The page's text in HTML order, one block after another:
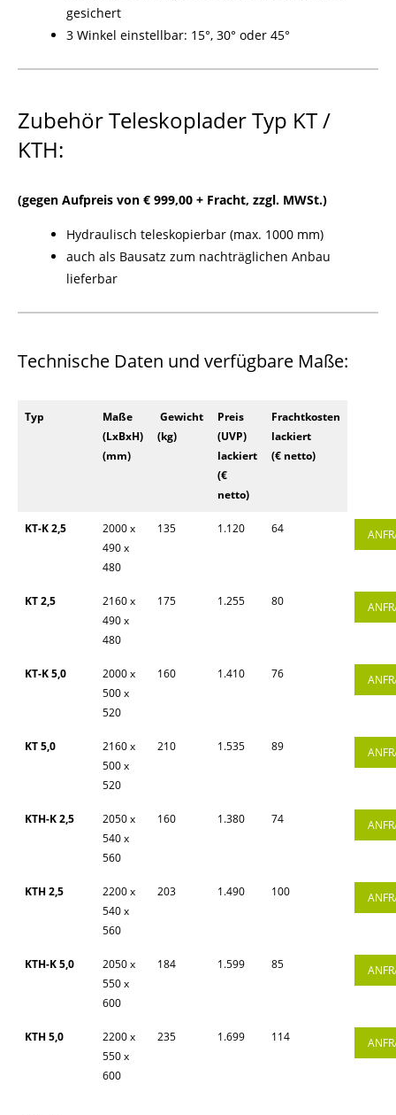
gesichert
3 Winkel einstellbar: 15°, 30° oder 45°
Zubehör Teleskoplader Typ KT /
KTH:
(gegen Aufpreis von € 999,00 + Fracht, zzgl. MWSt.)
Hydraulisch teleskopierbar (max. 1000 mm)
auch als Bausatz zum nachträglichen Anbau
lieferbar
Technische Daten und verfügbare Maße:
Typ
Maße
(LxBxH)
(mm)
Gewicht
(kg)
Preis
(UVP)
lackiert
(€
netto)
Frachtkosten
lackiert
(€ netto)
KT-K 2,5
2000 x
490 x
480
135 1.120 64
KT 2,5
2160 x
490 x
480
175 1.255 80
KT-K 5,0
2000 x
500 x
520
160 1.410 76
KT 5,0
2160 x
500 x
520
210 1.535 89
KTH-K 2,5
2050 x
540 x
560
160 1.380 74
KTH 2,5
2200 x
540 x
560
203 1.490 100
KTH-K 5,0
2050 x
550 x
600
184 1.599 85
KTH 5,0
2200 x
550 x
600
235 1.699 114